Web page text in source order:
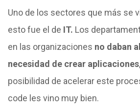
Uno de los sectores que más se
esto fue el de IT. Los
en las organizaciones no daban
necesidad de crear aplicaciones
posibilidad de acelerar este
code les vino muy bien.